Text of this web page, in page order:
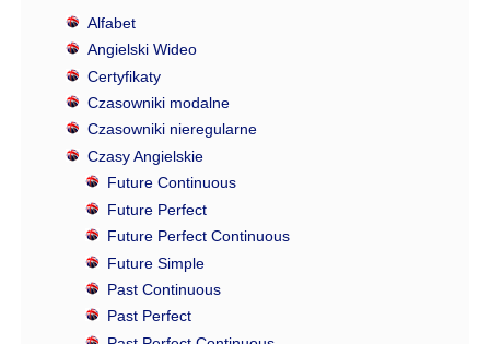
Alfabet
Angielski Wideo
Certyfikaty
Czasowniki modalne
Czasowniki nieregularne
Czasy Angielskie
Future Continuous
Future Perfect
Future Perfect Continuous
Future Simple
Past Continuous
Past Perfect